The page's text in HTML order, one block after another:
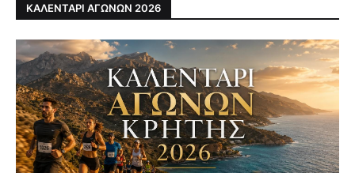
ΚΑΛΕΝΤΑΡΙ ΑΓΩΝΩΝ 2026